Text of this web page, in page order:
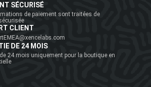
SÉCURISÉ
de paiement sont traitées de
CLIENT
DE 24 MOIS
24 mois uniquement pour la boutique en